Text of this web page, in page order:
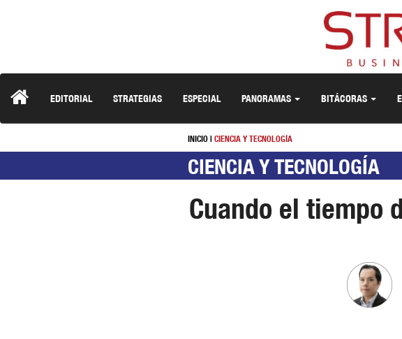
EDITORIAL STRATEGIAS ESPECIAL PANORAMAS BITÁCORAS
INICIO| CIENCIA Y TECNOLOGÍA
CIENCIA Y TECNOLOGÍA
Cuando el tiempo